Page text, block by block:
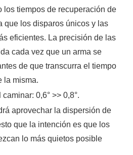
los tiempos de recuperación de
que los disparos únicos y las
eficientes. La precisión de las
cada vez que un arma se
de que transcurra el tiempo
la misma.
0,6° >> 0,8°.
aprovechar la dispersión de
que la intención es que los
lo más quietos posible